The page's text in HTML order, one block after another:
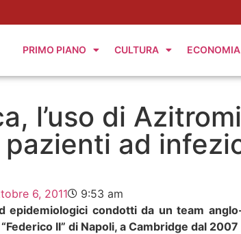
PRIMO PIANO CULTURA ECONOMIA
l’uso di
ad
6, 2011
9:53 am
epidemiologici condotti da un team
II” di Napoli, a Cambridge dal 2007